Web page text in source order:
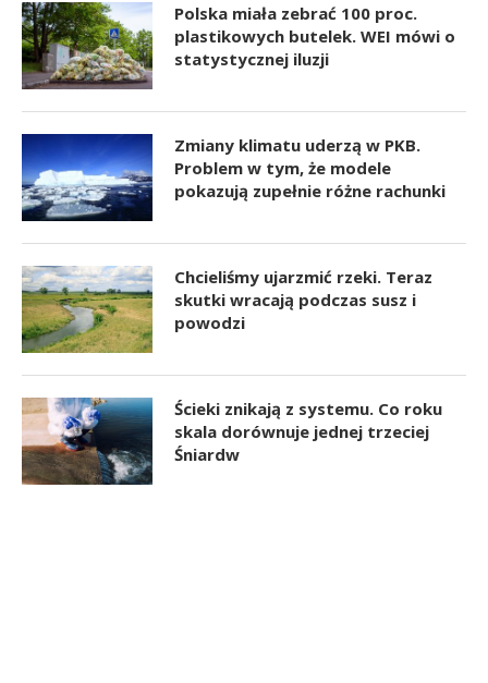
Polska miała zebrać 100 proc.
plastikowych butelek. WEI mówi o
statystycznej iluzji
Zmiany klimatu uderzą w PKB.
Problem w tym, że modele
pokazują zupełnie różne rachunki
Chcieliśmy ujarzmić rzeki. Teraz
skutki wracają podczas susz i
powodzi
Ścieki znikają z systemu. Co roku
skala dorównuje jednej trzeciej
Śniardw